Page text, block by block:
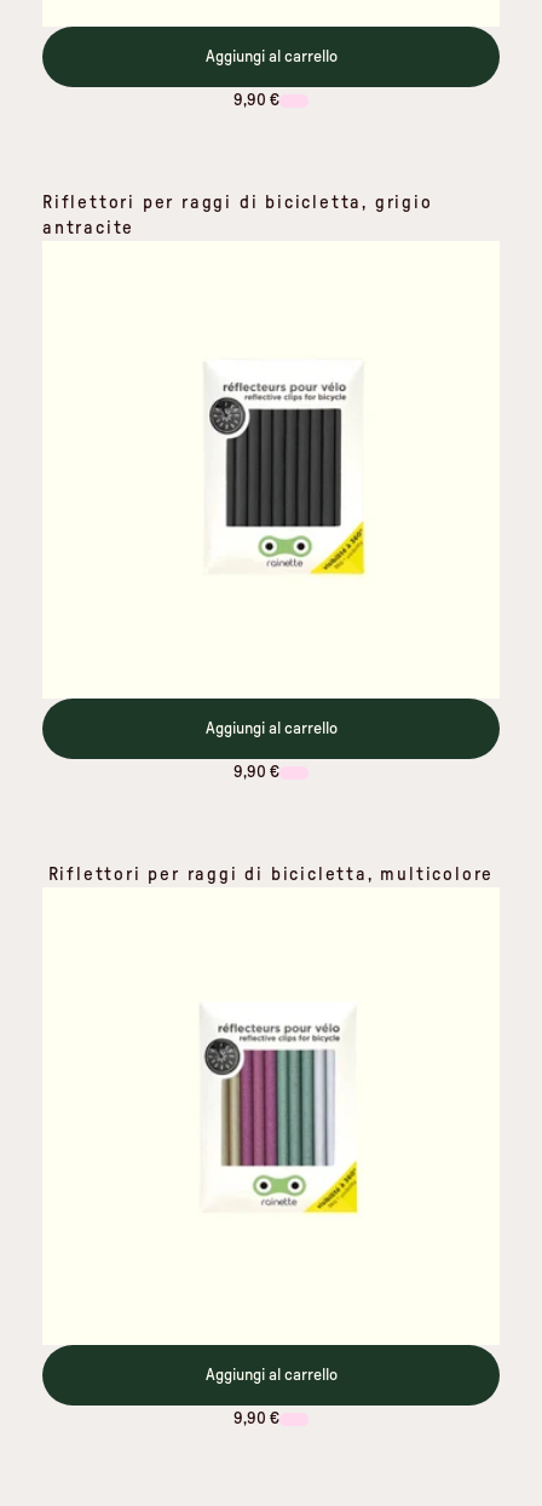
Aggiungi al carrello
9,90 €
Riflettori per raggi di bicicletta, grigio
antracite
Aggiungi al carrello
9,90 €
Riflettori per raggi di bicicletta, multicolore
Aggiungi al carrello
9,90 €